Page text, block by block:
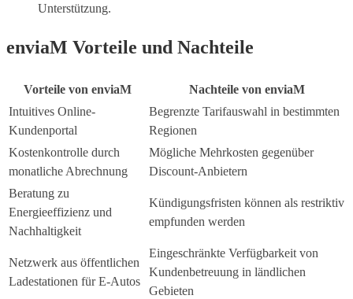
Unterstützung.
enviaM Vorteile und Nachteile
Vorteile von enviaM
Nachteile von enviaM
Intuitives Online-
Kundenportal
Begrenzte Tarifauswahl in bestimmten
Regionen
Kostenkontrolle durch
monatliche Abrechnung
Mögliche Mehrkosten gegenüber
Discount-Anbietern
Beratung zu
Energieeffizienz und
Nachhaltigkeit
Kündigungsfristen können als restriktiv
empfunden werden
Netzwerk aus öffentlichen
Ladestationen für E-Autos
Eingeschränkte Verfügbarkeit von
Kundenbetreuung in ländlichen
Gebieten